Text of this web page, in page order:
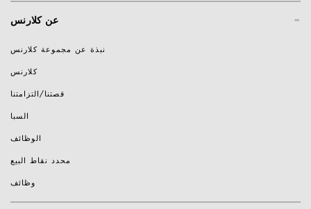
- عن كلارنس
نبذة عن مجموعة كلارنس
كلارنس
قصتنا/التزامتنا
السبا
الوظائف
محدد نقاط البيع
وظائف